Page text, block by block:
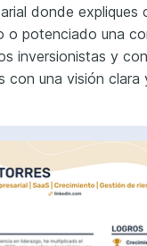
donde expliques
o potenciado una
inversionistas y
con una visión clara